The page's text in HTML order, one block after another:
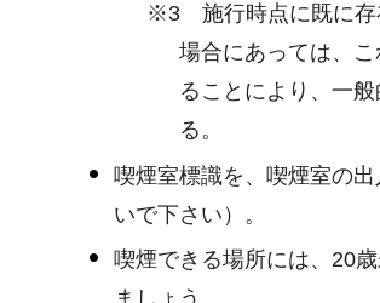
※3 施行時点に既に存
場合にあっては、
ることにより、一
る。
喫煙室標識を、喫煙室の
いで下さい）。
喫煙できる場所には、20